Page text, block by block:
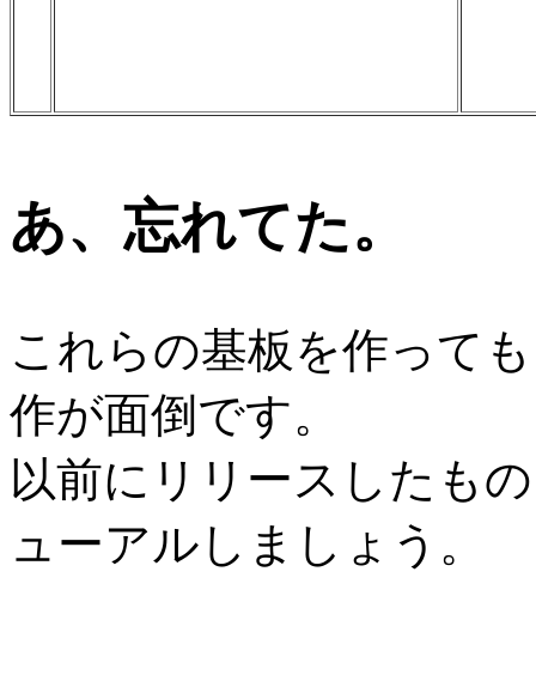
あ、忘れてた。
これらの基板を作って
作が面倒です。
以前にリリースしたも
ューアルしましょう。